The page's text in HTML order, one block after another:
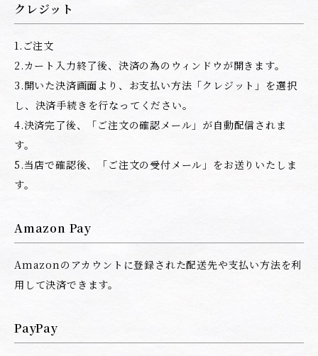
クレジット
1.ご注文
2.カート入力終了後、決済の為のウィンドウが開きます。
3.開いた決済画面より、お支払い方法「クレジット」を選択
し、決済手続きを行なってください。
4.決済完了後、「ご注文の確認メール」が自動配信されま
す。
5.当店で確認後、「ご注文の受付メール」をお送りいたしま
す。
Amazon Pay
Amazonのアカウントに登録された配送先や支払い方法を利
用して決済できます。
PayPay